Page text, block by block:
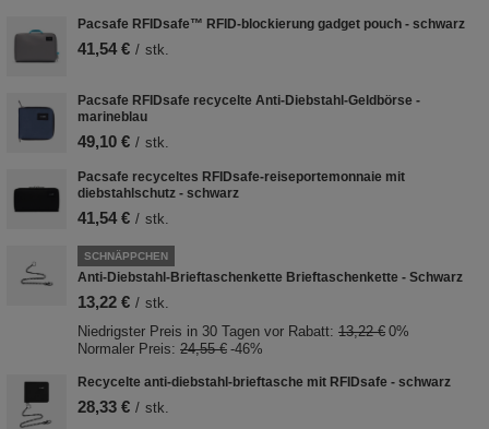
Pacsafe RFIDsafe™ RFID-blockierung gadget pouch - schwarz
41,54 € / stk.
Pacsafe RFIDsafe recycelte Anti-Diebstahl-Geldbörse -
marineblau
49,10 € / stk.
Pacsafe recyceltes RFIDsafe-reiseportemonnaie mit
diebstahlschutz - schwarz
41,54 € / stk.
SCHNÄPPCHEN
Anti-Diebstahl-Brieftaschenkette Brieftaschenkette - Schwarz
13,22 € / stk.
Niedrigster Preis in 30 Tagen vor Rabatt: 13,22 € 0%
Normaler Preis: 24,55 € -46%
Recycelte anti-diebstahl-brieftasche mit RFIDsafe - schwarz
28,33 € / stk.